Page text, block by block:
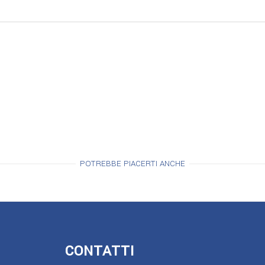
POTREBBE PIACERTI ANCHE
CONTATTI